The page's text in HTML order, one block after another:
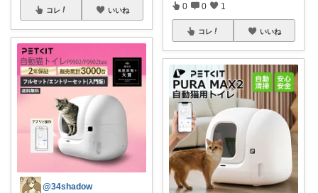
コレ いいね
@34shadow
0 0 1
コレ いいね